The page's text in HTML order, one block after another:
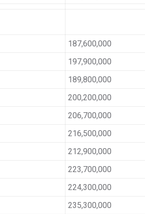
187,600,000
197,900,000
189,800,000
200,200,000
206,700,000
216,500,000
212,900,000
223,700,000
224,300,000
235,300,000